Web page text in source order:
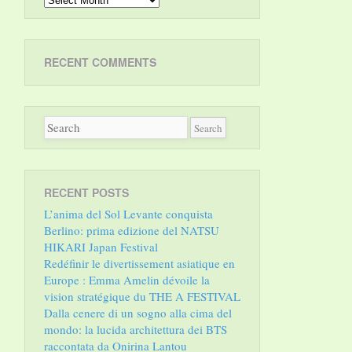
RECENT COMMENTS
RECENT POSTS
L’anima del Sol Levante conquista
Berlino: prima edizione del NATSU
HIKARI Japan Festival
Redéfinir le divertissement asiatique en
Europe : Emma Amelin dévoile la
vision stratégique du THE A FESTIVAL
Dalla cenere di un sogno alla cima del
mondo: la lucida architettura dei BTS
raccontata da Onirina Lantou